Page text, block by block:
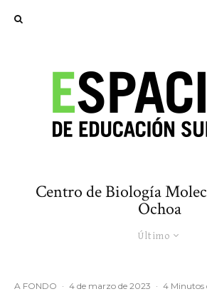
Centro de Biología
Ochoa
Último
A FONDO · 4 de marzo de 2023 · 4 Minutos